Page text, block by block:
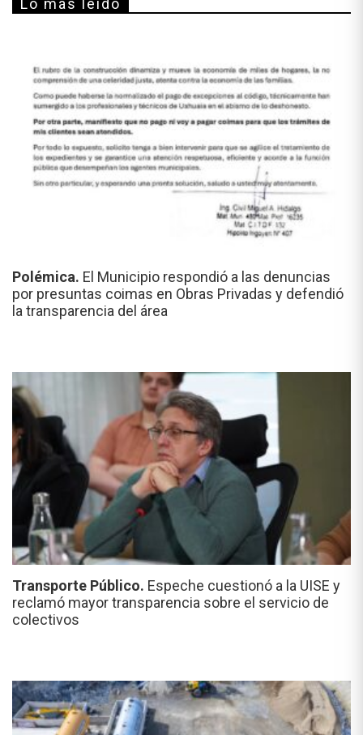
Polémica. El Municipio respondió a las denuncias
por presuntas coimas en Obras Privadas y defendió
la transparencia del área
Transporte Público. Espeche cuestionó a la UISE y
reclamó mayor transparencia sobre el servicio de
colectivos